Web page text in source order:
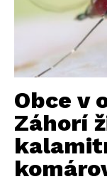
Obce v
Záhorí